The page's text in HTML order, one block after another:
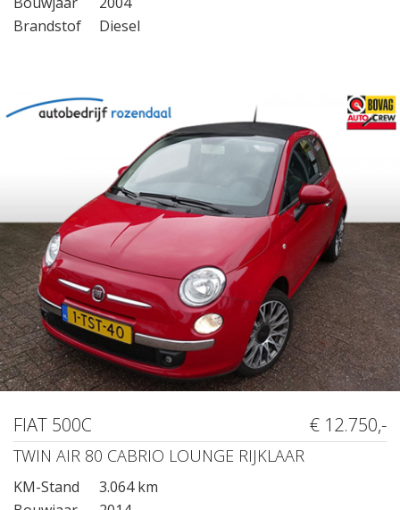
Brandstof
Diesel
FIAT 500C € 12.750,-
TWIN AIR 80 CABRIO LOUNGE RIJKLAAR
KM-Stand
3.064 km